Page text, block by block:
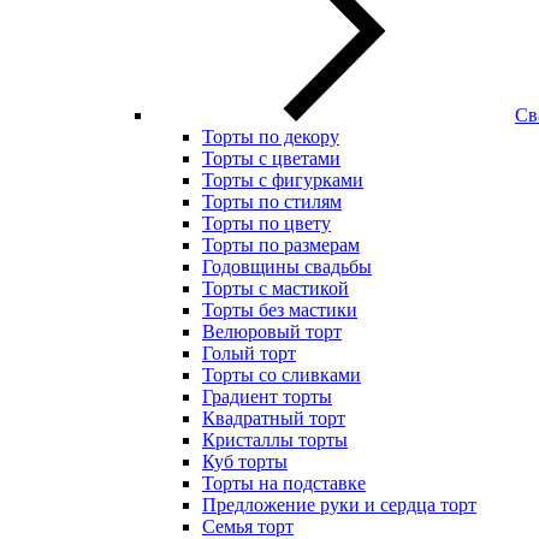
Торты по декору
Торты с цветами
Торты с фигурками
Торты по стилям
Торты по цвету
Торты по размерам
Годовщины свадьбы
Торты с мастикой
Торты без мастики
Велюровый торт
Голый торт
Торты со сливками
Градиент торты
Квадратный торт
Кристаллы торты
Куб торты
Торты на подставке
Предложение руки и сердца торт
Семья торт